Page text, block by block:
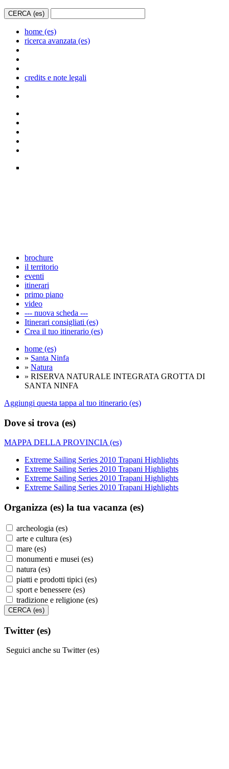
home (es)
ricerca avanzata (es)
credits e note legali
brochure
il territorio
eventi
itinerari
primo piano
video
--- nuova scheda ---
Itinerari consigliati (es)
Crea il tuo itinerario (es)
home (es)
» Santa Ninfa
» Natura
» RISERVA NATURALE INTEGRATA GROTTA DI
SANTA NINFA
Aggiungi questa tappa al tuo itinerario (es)
Dove si trova (es)
MAPPA DELLA PROVINCIA (es)
Extreme Sailing Series 2010 Trapani Highlights
Extreme Sailing Series 2010 Trapani Highlights
Extreme Sailing Series 2010 Trapani Highlights
Extreme Sailing Series 2010 Trapani Highlights
Organizza (es) la tua vacanza (es)
archeologia (es)
arte e cultura (es)
mare (es)
monumenti e musei (es)
natura (es)
piatti e prodotti tipici (es)
sport e benessere (es)
tradizione e religione (es)
Twitter (es)
Seguici anche su Twitter (es)